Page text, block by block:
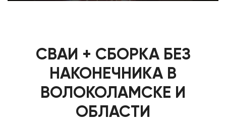
СВАИ + СБОРКА БЕЗ
НАКОНЕЧНИКА В
ВОЛОКОЛАМСКЕ И
ОБЛАСТИ